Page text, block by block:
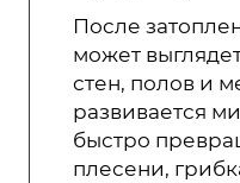
После
может
стен, полов и
развивается
быстро
плесени,